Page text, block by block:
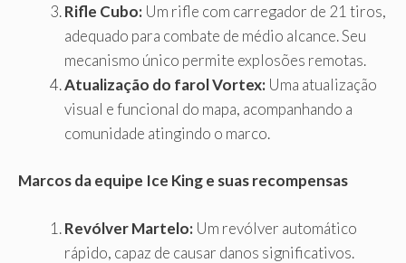
Rifle Cubo: Um rifle com carregador de 21 tiros,
adequado para combate de médio alcance. Seu
mecanismo único permite explosões remotas.
Atualização do farol Vortex: Uma atualização
visual e funcional do mapa, acompanhando a
comunidade atingindo o marco.
Marcos da equipe Ice King e suas recompensas
Revólver Martelo: Um revólver automático
rápido, capaz de causar danos significativos.